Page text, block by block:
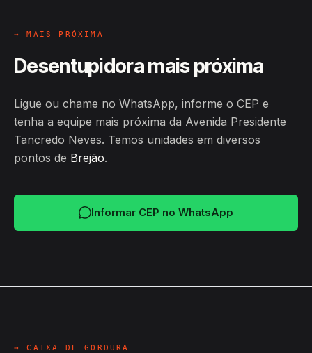
→ MAIS PRÓXIMA
Desentupidora mais próxima
Ligue ou chame no WhatsApp, informe o CEP e
tenha a equipe mais próxima da Avenida Presidente
Tancredo Neves. Temos unidades em diversos
pontos de Brejão.
Informar CEP no WhatsApp
→ CAIXA DE GORDURA